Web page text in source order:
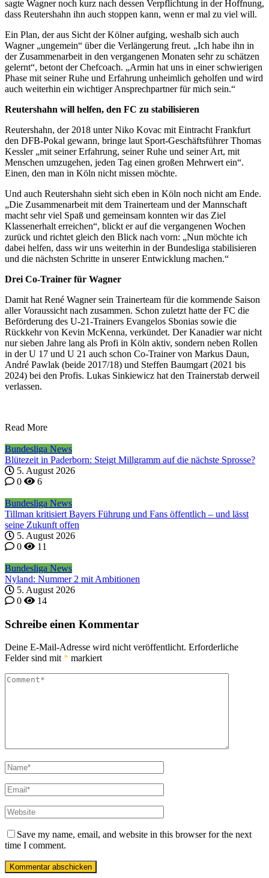
sagte Wagner noch kurz nach dessen Verpflichtung in der Hoffnung,
dass Reutershahn ihn auch stoppen kann, wenn er mal zu viel will.
Ein Plan, der aus Sicht der Kölner aufging, weshalb sich auch
Wagner „ungemein“ über die Verlängerung freut. „Ich habe ihn in
der Zusammenarbeit in den vergangenen Monaten sehr zu schätzen
gelernt“, betont der Chefcoach. „Armin hat uns in einer schwierigen
Phase mit seiner Ruhe und Erfahrung unheimlich geholfen und wird
auch weiterhin ein wichtiger Ansprechpartner für mich sein.“
Reutershahn will helfen, den FC zu stabilisieren
Reutershahn, der 2018 unter Niko Kovac mit Eintracht Frankfurt
den DFB-Pokal gewann, bringe laut Sport-Geschäftsführer Thomas
Kessler „mit seiner Erfahrung, seiner Ruhe und seiner Art, mit
Menschen umzugehen, jeden Tag einen großen Mehrwert ein“.
Einen, den man in Köln nicht missen möchte.
Und auch Reutershahn sieht sich eben in Köln noch nicht am Ende.
„Die Zusammenarbeit mit dem Trainerteam und der Mannschaft
macht sehr viel Spaß und gemeinsam konnten wir das Ziel
Klassenerhalt erreichen“, blickt er auf die vergangenen Wochen
zurück und richtet gleich den Blick nach vorn: „Nun möchte ich
dabei helfen, dass wir uns weiterhin in der Bundesliga stabilisieren
und die nächsten Schritte in unserer Entwicklung machen.“
Drei Co-Trainer für Wagner
Damit hat René Wagner sein Trainerteam für die kommende Saison
aller Voraussicht nach zusammen. Schon zuletzt hatte der FC die
Beförderung des U-21-Trainers Evangelos Sbonias sowie die
Rückkehr von Kevin McKenna, verkündet. Der Kanadier war nicht
nur sieben Jahre lang als Profi in Köln aktiv, sondern neben Rollen
in der U 17 und U 21 auch schon Co-Trainer von Markus Daun,
André Pawlak (beide 2017/18) und Steffen Baumgart (2021 bis
2024) bei den Profis. Lukas Sinkiewicz hat den Trainerstab derweil
verlassen.
Read More
Bundesliga News
Blütezeit in Paderborn: Steigt Millgramm auf die nächste Sprosse?
5. August 2026
0
6
Bundesliga News
Tillman kritisiert Bayers Führung und Fans öffentlich – und lässt
seine Zukunft offen
5. August 2026
0
11
Bundesliga News
Nyland: Nummer 2 mit Ambitionen
5. August 2026
0
14
Schreibe einen Kommentar
Deine E-Mail-Adresse wird nicht veröffentlicht. Erforderliche
Felder sind mit * markiert
Save my name, email, and website in this browser for the next
time I comment.